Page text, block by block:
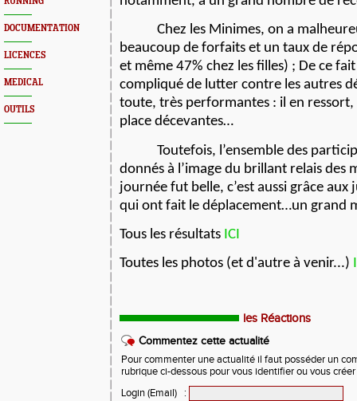
DOCUMENTATION
LICENCES
MEDICAL
OUTILS
Chez les Minimes, on a
beaucoup de forfaits et un taux de
et même 47% chez les filles) ; De ce
compliqué de lutter contre les autres
toute, très performantes : il en ressort,
place décevantes…
Toutefois, l’ensemble des
donnés à l’image du brillant relais des
journée fut belle, c’est aussi grâce
qui ont fait le déplacement…un grand
Tous les résultats ICI
Toutes les photos (et d'autre à venir...)
les Réactions
Commentez cette actualité
Pour commenter une actualité il faut posséder un
rubrique ci-dessous pour vous identifier ou vous
Login (Email)
: